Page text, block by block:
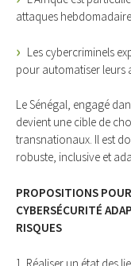
attaques
Les cybercriminels
pour automatiser leurs
Le Sénégal, engagé
devient une cible de
transnationaux. Il est
robuste, inclusive et
PROPOSITIONS
CYBERSÉCURITÉ
RISQUES